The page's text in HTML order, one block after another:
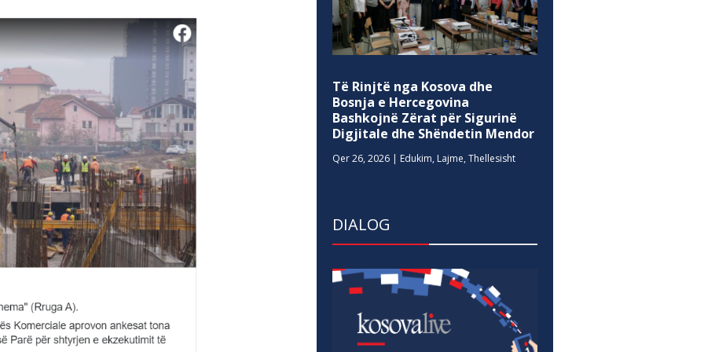
Të Rinjtë nga Kosova dhe
Bosnja e Hercegovina
Bashkojnë Zërat për Sigurinë
Digjitale dhe Shëndetin Mendor
Qer 26, 2026 | Edukim, Lajme,Thellesisht
DIALOG